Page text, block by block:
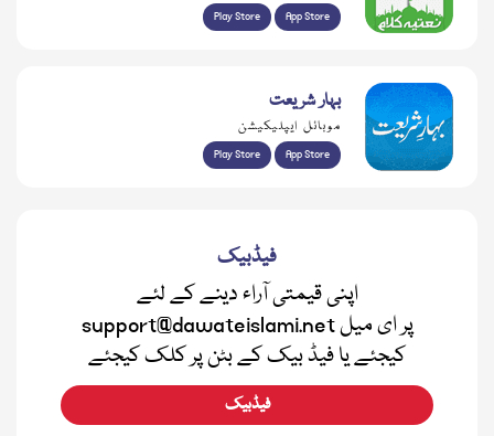
Play Store App Store
بہار شریعت
موبائل ایپلیکیشن
Play Store App Store
فیڈبیک
اپنی قیمتی آراء دینے کے لئے
support@dawateislami.net پر ای میل
کیجئے یا فیڈ بیک کے بٹن پر کلک کیجئے
فیڈبیک